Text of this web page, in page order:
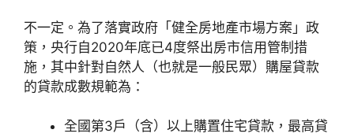
不一定。為了落實政府「健全房地產市場方案」政
策，央行自2020年底已4度祭出房市信用管制措
施，其中針對自然人（也就是一般民眾）購屋貸款
的貸款成數規範為：
全國第3戶（含）以上購置住宅貸款，最高貸